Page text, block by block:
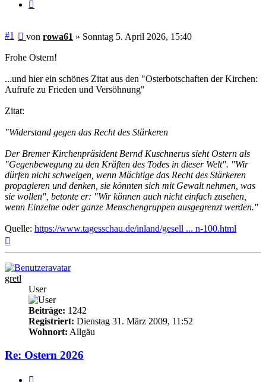
#1 Beitrag
von rowa61 » Sonntag 5. April 2026, 15:40
Frohe Ostern!
...und hier ein schönes Zitat aus den "Osterbotschaften der Kirchen:
Aufrufe zu Frieden und Versöhnung"
Zitat:
"Widerstand gegen das Recht des Stärkeren
Der Bremer Kirchenpräsident Bernd Kuschnerus sieht Ostern als
"Gegenbewegung zu den Kräften des Todes in dieser Welt". "Wir
dürfen nicht schweigen, wenn Mächtige das Recht des Stärkeren
propagieren und denken, sie könnten sich mit Gewalt nehmen, was
sie wollen", betonte er: "Wir können auch nicht einfach zusehen,
wenn Einzelne oder ganze Menschengruppen ausgegrenzt werden."
Quelle: https://www.tagesschau.de/inland/gesell ... n-100.html
gretl
User
Beiträge: 1242
Registriert: Dienstag 31. März 2009, 11:52
Wohnort: Allgäu
Re: Ostern 2026